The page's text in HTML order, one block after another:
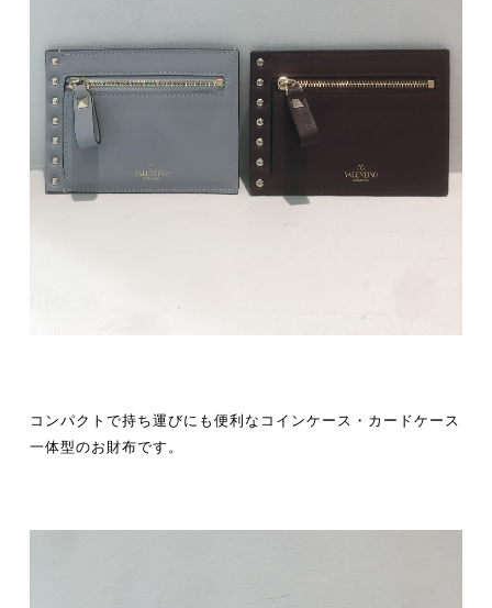
コンパクトで持ち運びにも便利なコインケース・カードケース
一体型のお財布です。